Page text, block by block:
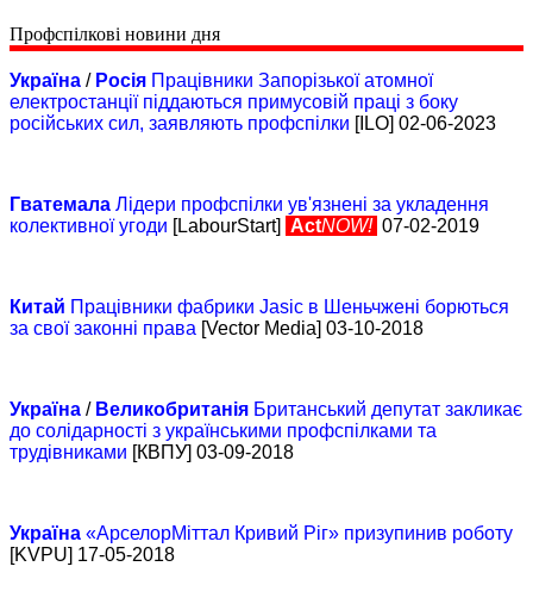
Профспілкові новини дня
Україна / Росія Працівники Запорізької атомної
електростанції піддаються примусовій праці з боку
російських сил, заявляють профспілки [ILO] 02-06-2023
Гватемала Лідери профспілки ув'язнені за укладення
колективної угоди [LabourStart] ActNOW! 07-02-2019
Китай Працівники фабрики Jasic в Шеньчжені борються
за свої законні права [Vector Media] 03-10-2018
Україна / Великобританія Британський депутат закликає
до солідарності з українськими профспілками та
трудівниками [КВПУ] 03-09-2018
Україна «АрселорМіттал Кривий Ріг» призупинив роботу
[KVPU] 17-05-2018